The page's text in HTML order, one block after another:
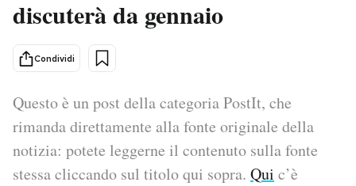
Sport
Mondiali calcio 2026
PODCAST
NEWSLETTER
discuterà da gennaio
Condividi
Questo è un post della categoria PostIt, che
rimanda direttamente alla fonte originale della
notizia: potete leggerne il contenuto sulla fonte
stessa cliccando sul titolo qui sopra. Qui c’è